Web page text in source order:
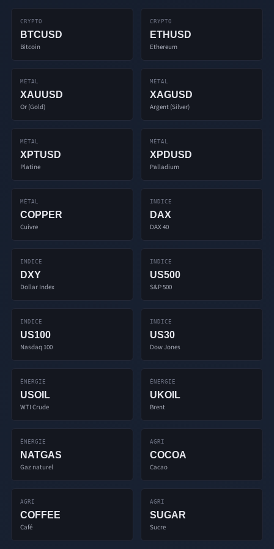
CRYPTO
BTCUSD
Bitcoin
CRYPTO
ETHUSD
Ethereum
MÉTAL
XAUUSD
Or (Gold)
MÉTAL
XAGUSD
Argent (Silver)
MÉTAL
XPTUSD
Platine
MÉTAL
XPDUSD
Palladium
MÉTAL
COPPER
Cuivre
INDICE
DAX
DAX 40
INDICE
DXY
Dollar Index
INDICE
US500
S&P 500
INDICE
US100
Nasdaq 100
INDICE
US30
Dow Jones
ÉNERGIE
USOIL
WTI Crude
ÉNERGIE
UKOIL
Brent
ÉNERGIE
NATGAS
Gaz naturel
AGRI
COCOA
Cacao
AGRI
COFFEE
Café
AGRI
SUGAR
Sucre